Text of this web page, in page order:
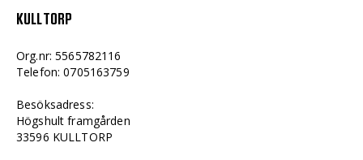
KULLTORP
Org.nr: 5565782116
Telefon: 0705163759
Besöksadress:
Högshult framgården
33596 KULLTORP